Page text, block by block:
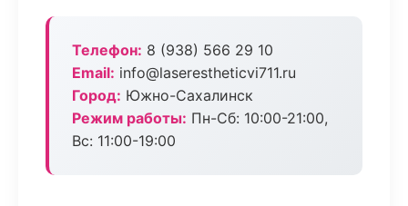
Телефон: 8 (938) 566 29 10
Email: info@laserestheticvi711.ru
Город: Южно-Сахалинск
Режим работы: Пн-Сб: 10:00-21:00,
Вс: 11:00-19:00